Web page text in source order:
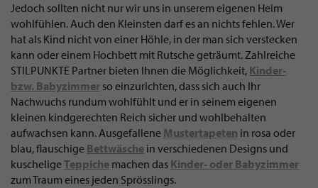
Jedoch sollten nicht nur wir uns in unserem eigenen Heim
wohlfühlen. Auch den Kleinsten darf es an nichts fehlen. Wer
hat als Kind nicht von einer Höhle, in der man sich verstecken
kann oder einem Hochbett mit Rutsche geträumt. Zahlreiche
STILPUNKTE Partner bieten Ihnen die Möglichkeit, Kinder-
bzw. Babyzimmer so einzurichten, dass sich auch Ihr
Nachwuchs rundum wohlfühlt und er in seinem eigenen
kleinen kindgerechten Reich sicher und wohlbehalten
aufwachsen kann. Ausgefallene Mustertapeten in rosa oder
blau, flauschige Bettwäsche in verschiedenen Designs und
kuscheligeTeppiche machen das Kinder- oder Babyzimmer
zum Traum eines jeden Sprösslings.